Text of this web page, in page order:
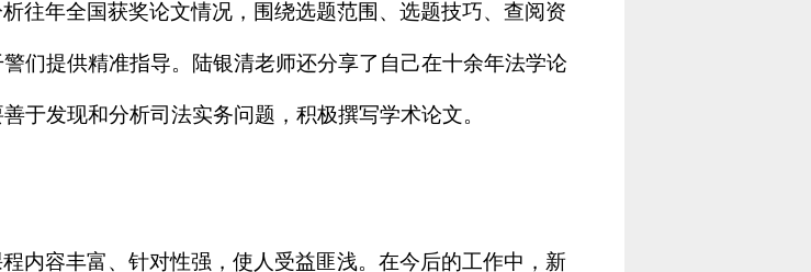
往年全国获奖论文情况，围绕选题范围、选题技巧、查阅资
们提供精准指导。陆银清老师还分享了自己在十余年法学论
于发现和分析司法实务问题，积极撰写学术论文。
内容丰富、针对性强，使人受益匪浅。在今后的工作中，新